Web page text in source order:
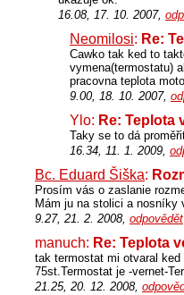
16.08, 17. 10. 2007,
Neomilosi: Re:
Cawko tak ked to
vymena(termostatu)
pracovna teplota
9.00, 18. 10. 2007,
Ylo: Re: Teplota
Taky se to dá
16.34, 11. 1. 2009,
Bc. Eduard Šiška:
Prosím vás o zaslanie
Mám ju na stolici a nosníky
9.27, 21. 2. 2008, odpovědět
manuch: Re: Teplota
tak termostat mi otvaral
75st.Termostat je -vernet-
21.25, 20. 12. 2008,